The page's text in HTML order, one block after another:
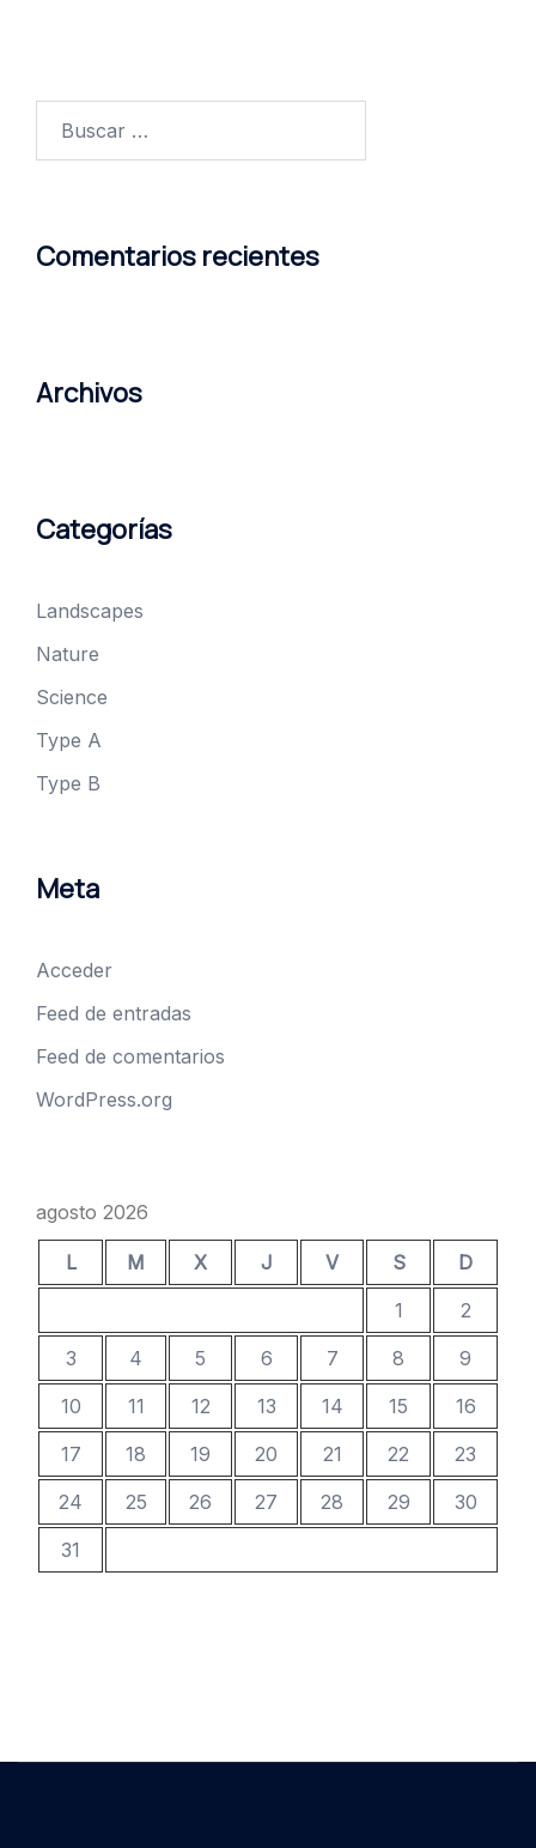
Comentarios recientes
Archivos
Categorías
Landscapes
Nature
Science
Type A
Type B
Meta
Acceder
Feed de entradas
Feed de comentarios
WordPress.org
agosto 2026
L M X J V S
D
1
2
3
4 5 6 7 8
9
10
11 12 13 14 15
16
17
18 19 20 21 22
23
24
25 26 27 28 29
30
31